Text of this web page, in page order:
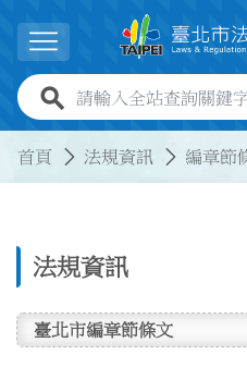
展開選單
全站查詢關鍵字欄位
首頁 法規資訊 編章節
法規資訊
臺北市編章節條文